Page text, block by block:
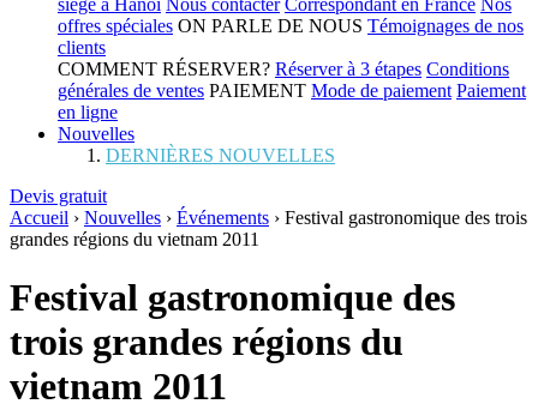
siège à Hanoi Nous contacter Correspondant en France Nos
offres spéciales ON PARLE DE NOUS Témoignages de nos
clients
COMMENT RÉSERVER? Réserver à 3 étapes Conditions
générales de ventes PAIEMENT Mode de paiement Paiement
en ligne
Nouvelles
DERNIÈRES NOUVELLES
Devis gratuit
Accueil › Nouvelles › Événements › Festival gastronomique des trois
grandes régions du vietnam 2011
Festival gastronomique des
trois grandes régions du
vietnam 2011